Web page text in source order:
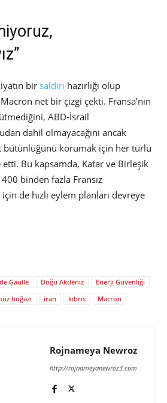
bir saldırı hazırlığı olup
Macron net bir çizgi çekti. Fransa’nın
ABD-İsrail
dahil olmayacağını ancak
korumak için her türlü
etti. Bu kapsamda, Katar ve Birleşik
binden fazla Fransız
de hızlı eylem planları devreye
Gaulle Doğu Akdeniz
Enerji Güvenliği
boğazı iran kıbrıs
Macron
Rojnameya Newroz
http://rojnameyanewroz3.com